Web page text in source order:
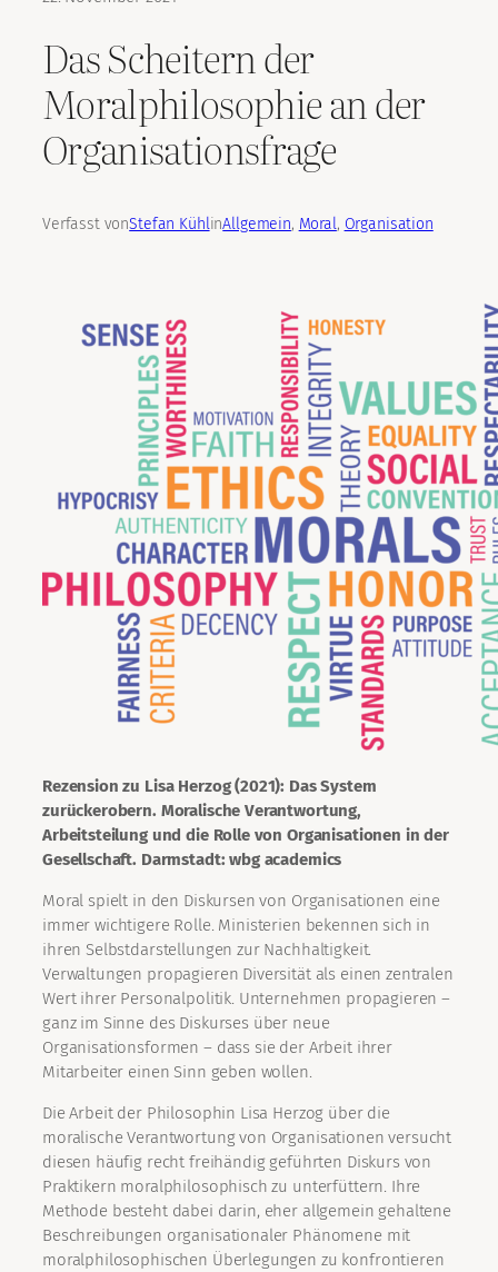
Das Scheitern der
Moralphilosophie an der
Organisationsfrage
Verfasst vonStefan KühlinAllgemein, Moral, Organisation
Rezension zu Lisa Herzog (2021): Das System
zurückerobern. Moralische Verantwortung,
Arbeitsteilung und die Rolle von Organisationen in der
Gesellschaft. Darmstadt: wbg academics
Moral spielt in den Diskursen von Organisationen eine
immer wichtigere Rolle. Ministerien bekennen sich in
ihren Selbstdarstellungen zur Nachhaltigkeit.
Verwaltungen propagieren Diversität als einen zentralen
Wert ihrer Personalpolitik. Unternehmen propagieren –
ganz im Sinne des Diskurses über neue
Organisationsformen – dass sie der Arbeit ihrer
Mitarbeiter einen Sinn geben wollen.
Die Arbeit der Philosophin Lisa Herzog über die
moralische Verantwortung von Organisationen versucht
diesen häufig recht freihändig geführten Diskurs von
Praktikern moralphilosophisch zu unterfüttern. Ihre
Methode besteht dabei darin, eher allgemein gehaltene
Beschreibungen organisationaler Phänomene mit
moralphilosophischen Überlegungen zu konfrontieren